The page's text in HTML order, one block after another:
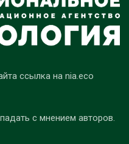
ссылка на nia.eco
с мнением авторов.